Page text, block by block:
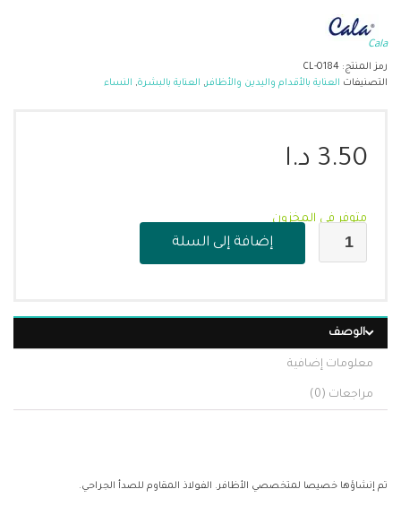
Cala
رمز المنتج: CL-0184
التصنيفات العناية بالأقدام واليدين والأظافر, العناية بالبشرة, النساء
3.50 د.ا
متوفر في المخزون
إضافة إلى السلة
الوصف
معلومات إضافية
مراجعات (0)
تم إنشاؤها خصيصا لمتخصصي الأظافر. الفولاذ المقاوم للصدأ الجراحي.